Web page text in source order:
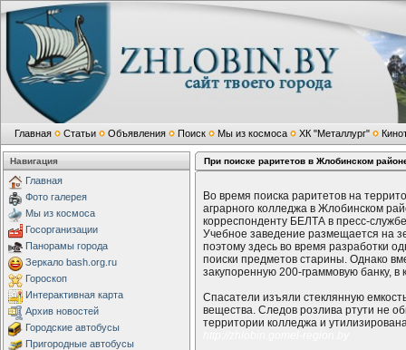
Главная Статьи Объявления Поиск Мы из космоса ХК "Металлург"
Навигация
Главная
Фото галерея
Мы из космоса
Госорганизации
Панорамы города
Зеркало bash.org.ru
Гороскоп
Интерактивная карта
Архив новостей
Городские автобусы
Пригородные автобусы
При поиске раритетов в Жлобинском
Во время поиска раритетов на
аграрного колледжа в Жлобинском
корреспонденту БЕЛТА в пресс-
Учебное заведение размещается на
поэтому здесь во время разработки
поиски предметов старины. Однако
закупоренную 200-граммовую банку, в
Спасатели изъяли стеклянную
вещества. Следов розлива ртути не
территории колледжа и